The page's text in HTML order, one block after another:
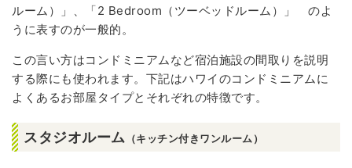
ルーム）」、「2 Bedroom（ツーベッドルーム）」 のよ
うに表すのが一般的。
この言い方はコンドミニアムなど宿泊施設の間取りを説明
する際にも使われます。下記はハワイのコンドミニアムに
よくあるお部屋タイプとそれぞれの特徴です。
スタジオルーム （キッチン付きワンルーム）